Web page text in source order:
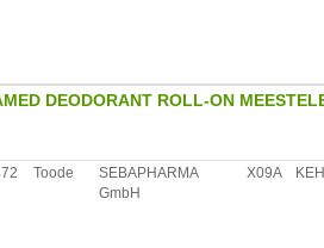
DEODORANT ROLL-ON
Toode
SEBAPHARMA
GmbH
X09A